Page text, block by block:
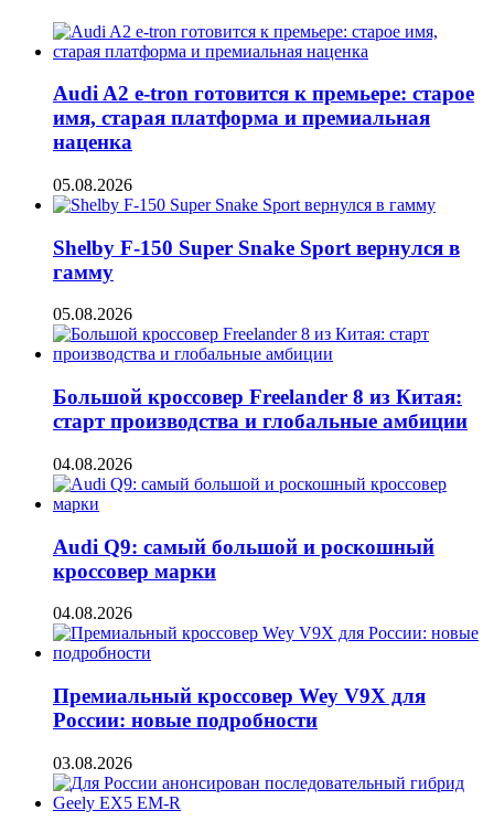
Audi A2 e-tron готовится к премьере: старое
имя, старая платформа и премиальная
наценка
05.08.2026
Shelby F-150 Super Snake Sport вернулся в
гамму
05.08.2026
Большой кроссовер Freelander 8 из Китая:
старт производства и глобальные амбиции
04.08.2026
Audi Q9: самый большой и роскошный
кроссовер марки
04.08.2026
Премиальный кроссовер Wey V9X для
России: новые подробности
03.08.2026